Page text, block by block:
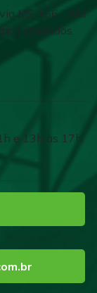
MS 156 - Km
Dourados.
e 13h às 17h.